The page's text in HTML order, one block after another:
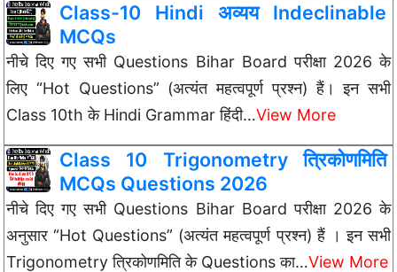
Class-10 Hindi अव्यय Indeclinable
MCQs
नीचे दिए गए सभी Questions Bihar Board परीक्षा 2026 के
लिए “Hot Questions” (अत्यंत महत्वपूर्ण प्रश्न) हैं। इन सभी
Class 10th के Hindi Grammar हिंदी…View More
Class 10 Trigonometry त्रिकोणमिति
MCQs Questions 2026
नीचे दिए गए सभी Questions Bihar Board परीक्षा 2026 के
अनुसार “Hot Questions” (अत्यंत महत्वपूर्ण प्रश्न) हैं । इन सभी
Trigonometry त्रिकोणमिति के Questions का…View More